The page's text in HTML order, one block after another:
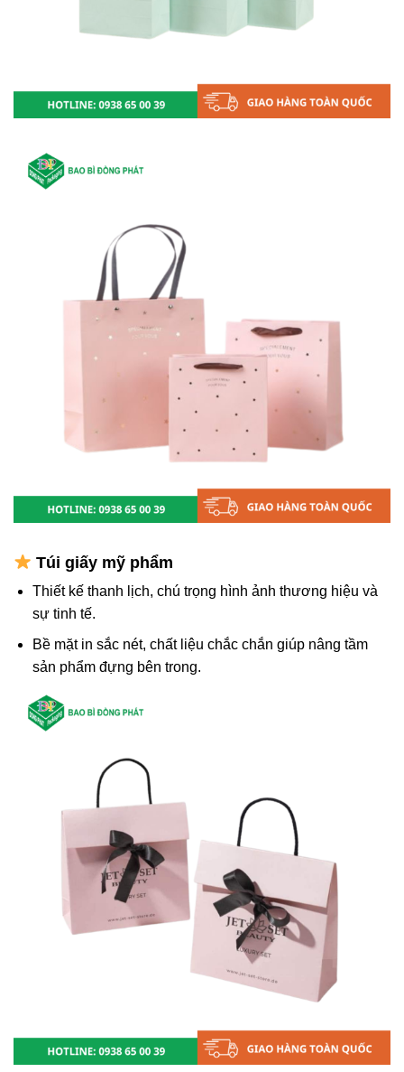
Túi giấy mỹ phẩm
Thiết kế thanh lịch, chú trọng hình ảnh thương hiệu và
sự tinh tế.
Bề mặt in sắc nét, chất liệu chắc chắn giúp nâng tầm
sản phẩm đựng bên trong.